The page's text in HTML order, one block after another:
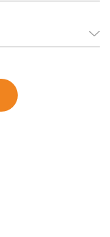
고 시공이 간편하며,
다.